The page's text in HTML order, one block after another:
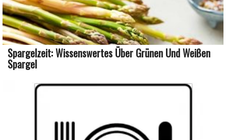
Spargelzeit: Wissenswertes Über Grünen Und Weißen
Spargel